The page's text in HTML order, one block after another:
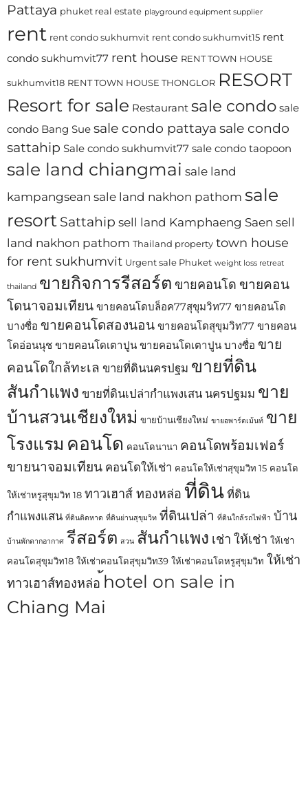
Pattaya phuket real estate playground equipment supplier
rent rent condo sukhumvit rent condo sukhumvit15 rent
condo sukhumvit77 rent house RENT TOWN HOUSE
sukhumvit18 RENT TOWN HOUSE THONGLOR RESORT
Resort for sale Restaurant sale condo sale
condo Bang Sue sale condo pattaya sale condo
sattahip Sale condo sukhumvit77 sale condo taopoon
sale land chiangmai sale land
kampangsean sale land nakhon pathom sale
resort Sattahip sell land Kamphaeng Saen sell
land nakhon pathom Thailand property town house
for rent sukhumvit Urgent sale Phuket weight loss retreat
thailand ขายกิจการรีสอร์ต ขายคอนโด ขายคอน
โดนาจอมเทียน ขายคอนโดบล็อค77สุขุมวิท77 ขายคอนโด
บางซื่อ ขายคอนโดสองนอน ขายคอนโดสุขุมวิท77 ขายคอน
โดอ่อนนุช ขายคอนโดเตาปูน ขายคอนโดเตาปูน บางซื่อ ขาย
คอนโดใกล้ทะเล ขายที่ดินนครปฐม ขายที่ดิน
สันกำแพง ขายที่ดินเปล่ากำแพงเสน นครปฐมม ขาย
บ้านสวนเชียงใหม่ ขายบ้านเชียงใหม่ ขายอพาร์ตเม้นท์ ขาย
โรงแรม คอนโด คอนโดนานา คอนโดพร้อมเฟอร์
ขายนาจอมเทียน คอนโดให้เช่า คอนโดให้เช่าสุขุมวิท 15 คอนโด
ให้เช่าหรูสุขุมวิท 18 ทาวเฮาส์ ทองหล่อ ที่ดิน ที่ดิน
กำแพงแสน ที่ดินติดหาด ที่ดินย่านสุขุมวิท ที่ดินเปล่า ที่ดินใกล้รถไฟฟ้า บ้าน
บ้านพักตากอากาศ รีสอร์ต สวน สันกำแพง เช่า ให้เช่า ให้เช่า
คอนโดสุขุมวิท18 ให้เช่าคอนโดสุขุมวิท39 ให้เช่าคอนโดหรูสุขุมวิท ให้เช่า
ทาวเฮาส์ทองหล่อ ้hotel on sale in
Chiang Mai